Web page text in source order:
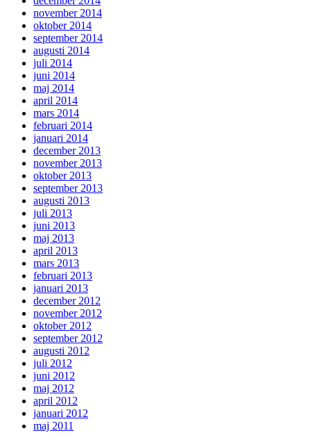
november 2014
oktober 2014
september 2014
augusti 2014
juli 2014
juni 2014
maj 2014
april 2014
mars 2014
februari 2014
januari 2014
december 2013
november 2013
oktober 2013
september 2013
augusti 2013
juli 2013
juni 2013
maj 2013
april 2013
mars 2013
februari 2013
januari 2013
december 2012
november 2012
oktober 2012
september 2012
augusti 2012
juli 2012
juni 2012
maj 2012
april 2012
januari 2012
maj 2011